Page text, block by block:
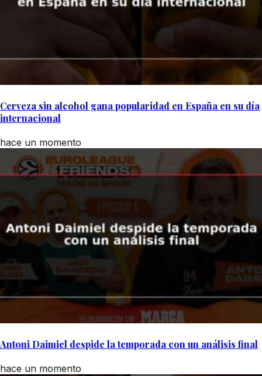
Cerveza sin alcohol gana popularidad en España en su día
internacional
hace un momento
Antoni Daimiel despide la temporada con un análisis final
hace un momento